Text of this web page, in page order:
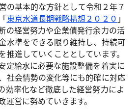
の基本的な方針として令和２年７
東京水道長期戦略構想２０２０ 」
の経営努力や企業債発行余力の活
水準をできる限り維持し、持続可
推進していくこととしています。
定給水に必要な施設整備を着実に
社会情勢の変化等にも的確に対応
効率化など徹底した経営努力によ
運営に努めていきます。